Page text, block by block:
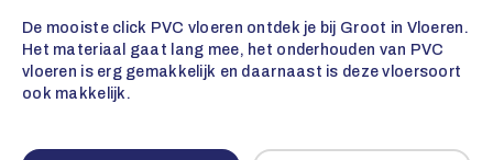
De mooiste click PVC vloeren ontdek je bij Groot in Vloeren.
Het materiaal gaat lang mee, het onderhouden van PVC
vloeren is erg gemakkelijk en daarnaast is deze vloersoort
ook makkelijk.